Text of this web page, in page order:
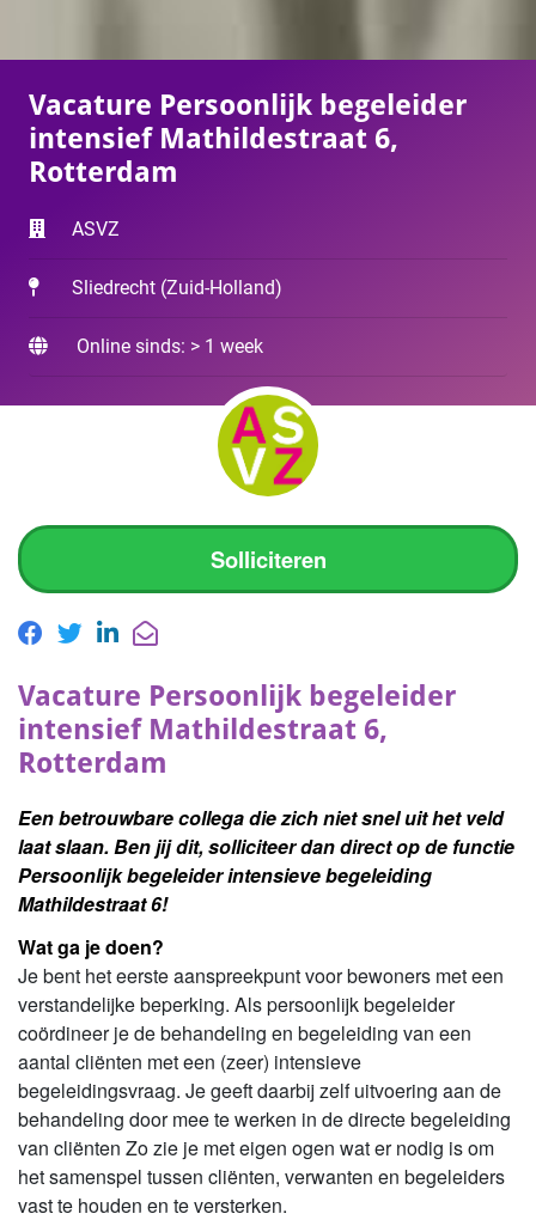
Vacature Persoonlijk begeleider
intensief Mathildestraat 6,
Rotterdam
ASVZ
Sliedrecht (Zuid-Holland)
Online sinds: > 1 week
Solliciteren
Vacature Persoonlijk begeleider
intensief Mathildestraat 6,
Rotterdam
Een betrouwbare collega die zich niet snel uit het veld
laat slaan. Ben jij dit, solliciteer dan direct op de functie
Persoonlijk begeleider intensieve begeleiding
Mathildestraat 6!
Wat ga je doen?
Je bent het eerste aanspreekpunt voor bewoners met een
verstandelijke beperking. Als persoonlijk begeleider
coördineer je de behandeling en begeleiding van een
aantal cliënten met een (zeer) intensieve
begeleidingsvraag. Je geeft daarbij zelf uitvoering aan de
behandeling door mee te werken in de directe begeleiding
van cliënten Zo zie je met eigen ogen wat er nodig is om
het samenspel tussen cliënten, verwanten en begeleiders
vast te houden en te versterken.